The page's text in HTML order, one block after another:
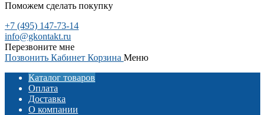
Поможем сделать покупку
+7 (495) 147-73-14
info@gkontakt.ru
Перезвоните мне
Позвонить Кабинет Корзина Меню
Каталог товаров
Оплата
Доставка
О компании